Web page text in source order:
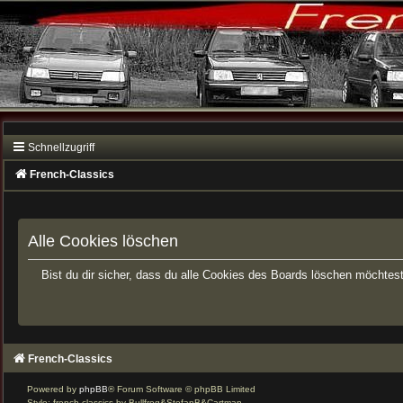
Schnellzugriff
French-Classics
Alle Cookies löschen
Bist du dir sicher, dass du alle Cookies des Boards löschen
French-Classics
Powered byphpBB® Forum Software © phpBB Limited